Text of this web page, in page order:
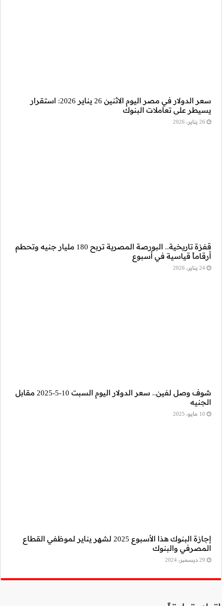
سعر الدولار في مصر اليوم الاثنين 26 يناير 2026: استقرار
قفزة تاريخية.. البورصة المصرية تربح 180 مليار جنيه وتحطم
شوف وصل لفين.. سعر الدولار اليوم السبت 10-5-2025 مقابل
2025 لشهر يناير لموظفي القطاع